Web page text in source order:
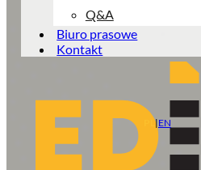
Q&A
Biuro prasowe
Kontakt
PL|EN